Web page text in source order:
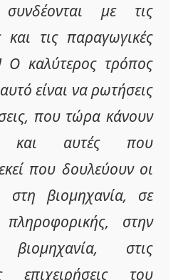
με τις
και τις παραγωγικές
Ο καλύτερος τρόπος
είναι να ρωτήσεις
που τώρα κάνουν
και αυτές που
που δουλεύουν οι
στη βιομηχανία, σε
πληροφορικής, στην
βιομηχανία, στις
επιχειρήσεις του